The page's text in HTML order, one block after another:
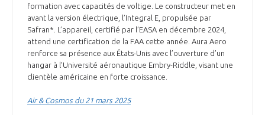
formation avec capacités de voltige. Le constructeur met en
avant la version électrique, l’Integral E, propulsée par
Safran*. L’appareil, certifié par l’EASA en décembre 2024,
attend une certification de la FAA cette année. Aura Aero
renforce sa présence aux États-Unis avec l’ouverture d’un
hangar à l’Université aéronautique Embry-Riddle, visant une
clientèle américaine en forte croissance.
Air & Cosmos du 21 mars 2025